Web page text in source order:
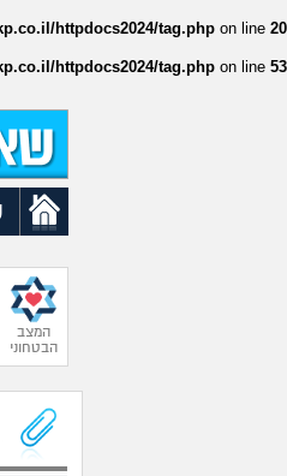
httpdocs2024/tag.php on line 20
httpdocs2024/tag.php on line 53
המצב
הבטחוני